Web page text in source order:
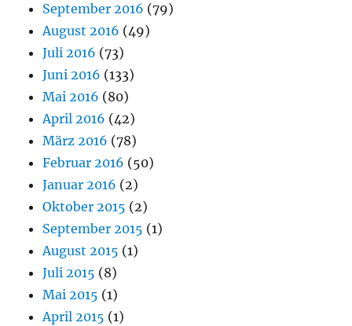
September 2016 (79)
August 2016 (49)
Juli 2016 (73)
Juni 2016 (133)
Mai 2016 (80)
April 2016 (42)
März 2016 (78)
Februar 2016 (50)
Januar 2016 (2)
Oktober 2015 (2)
September 2015 (1)
August 2015 (1)
Juli 2015 (8)
Mai 2015 (1)
April 2015 (1)